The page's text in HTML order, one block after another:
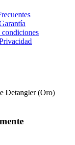
Detangler (Oro)